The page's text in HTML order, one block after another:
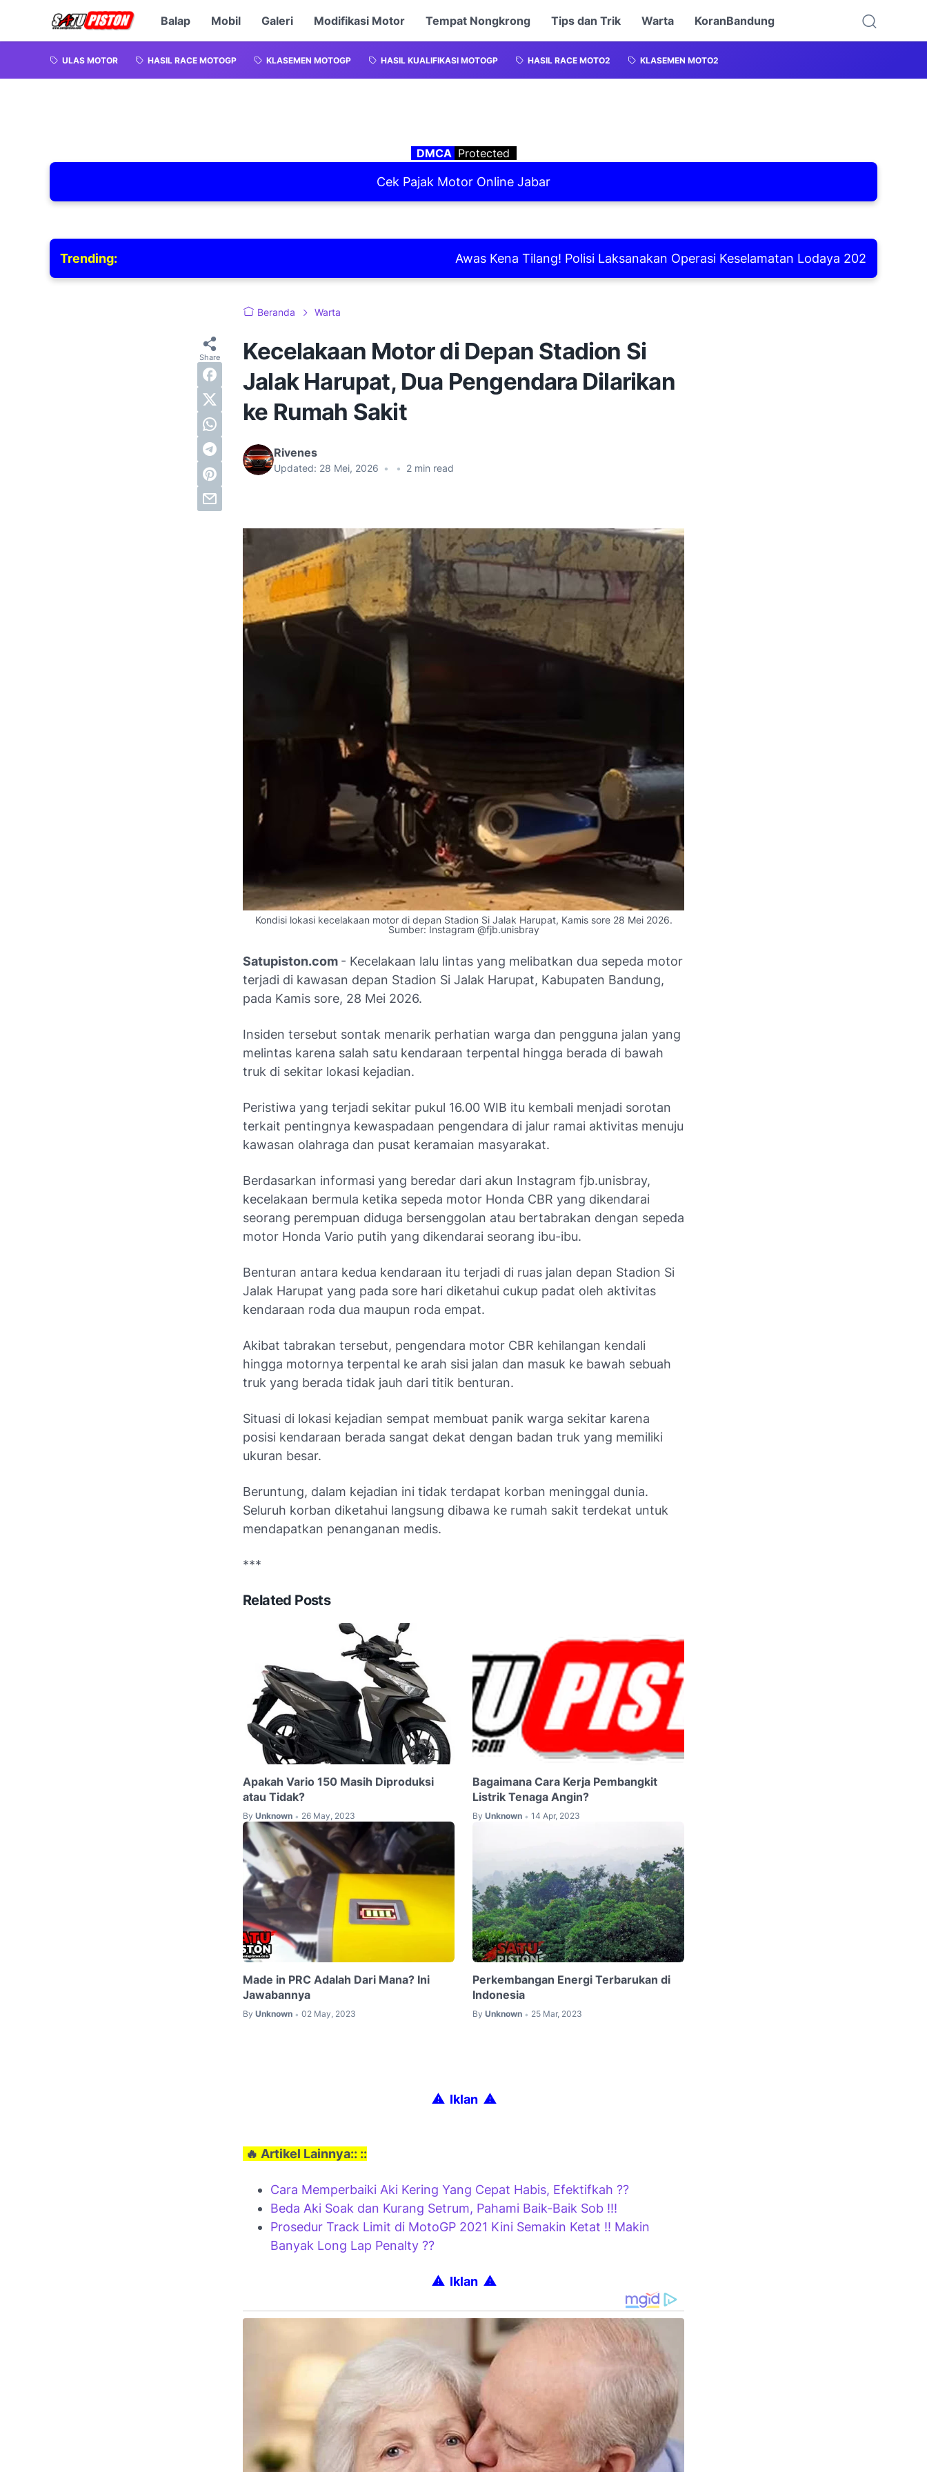
Balap Mobil Galeri Modifikasi Motor Tempat Nongkrong Tips dan Trik Warta KoranBandung
ULAS MOTOR HASIL RACE MOTOGP KLASEMEN MOTOGP HASIL KUALIFIKASI MOTOGP HASIL RACE MOTO2 KLASEMEN MOTO2
DMCA Protected
Cek Pajak Motor Online Jabar
Trending: Awas Kena Tilang! Polisi Laksanakan Operasi Keselamatan Lodaya 2026
Beranda Warta
Kecelakaan Motor di Depan Stadion Si
Jalak Harupat, Dua Pengendara Dilarikan
ke Rumah Sakit
Rivenes
Updated: 28 Mei, 2026 • • 2 min read
Kondisi lokasi kecelakaan motor di depan Stadion Si Jalak Harupat, Kamis sore 28 Mei 2026.
Sumber: Instagram @fjb.unisbray
Satupiston.com - Kecelakaan lalu lintas yang melibatkan dua sepeda motor
terjadi di kawasan depan Stadion Si Jalak Harupat, Kabupaten Bandung,
pada Kamis sore, 28 Mei 2026.
Insiden tersebut sontak menarik perhatian warga dan pengguna jalan yang
melintas karena salah satu kendaraan terpental hingga berada di bawah
truk di sekitar lokasi kejadian.
Peristiwa yang terjadi sekitar pukul 16.00 WIB itu kembali menjadi sorotan
terkait pentingnya kewaspadaan pengendara di jalur ramai aktivitas menuju
kawasan olahraga dan pusat keramaian masyarakat.
Berdasarkan informasi yang beredar dari akun Instagram fjb.unisbray,
kecelakaan bermula ketika sepeda motor Honda CBR yang dikendarai
seorang perempuan diduga bersenggolan atau bertabrakan dengan sepeda
motor Honda Vario putih yang dikendarai seorang ibu-ibu.
Benturan antara kedua kendaraan itu terjadi di ruas jalan depan Stadion Si
Jalak Harupat yang pada sore hari diketahui cukup padat oleh aktivitas
kendaraan roda dua maupun roda empat.
Akibat tabrakan tersebut, pengendara motor CBR kehilangan kendali
hingga motornya terpental ke arah sisi jalan dan masuk ke bawah sebuah
truk yang berada tidak jauh dari titik benturan.
Situasi di lokasi kejadian sempat membuat panik warga sekitar karena
posisi kendaraan berada sangat dekat dengan badan truk yang memiliki
ukuran besar.
Beruntung, dalam kejadian ini tidak terdapat korban meninggal dunia.
Seluruh korban diketahui langsung dibawa ke rumah sakit terdekat untuk
mendapatkan penanganan medis.
***
Related Posts
Apakah Vario 150 Masih Diproduksi
atau Tidak?
By Unknown • 26 May, 2023
Bagaimana Cara Kerja Pembangkit
Listrik Tenaga Angin?
By Unknown • 14 Apr, 2023
Made in PRC Adalah Dari Mana? Ini
Jawabannya
By Unknown • 02 May, 2023
Perkembangan Energi Terbarukan di
Indonesia
By Unknown • 25 Mar, 2023
⚠ Iklan ⚠
🔥 Artikel Lainnya:: ::
Cara Memperbaiki Aki Kering Yang Cepat Habis, Efektifkah ??
Beda Aki Soak dan Kurang Setrum, Pahami Baik-Baik Sob !!!
Prosedur Track Limit di MotoGP 2021 Kini Semakin Ketat !! Makin
Banyak Long Lap Penalty ??
⚠ Iklan ⚠